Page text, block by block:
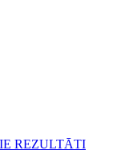
REZULTĀTI